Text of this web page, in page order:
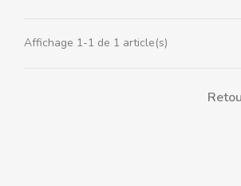
Affichage 1-1 de 1 article(s)